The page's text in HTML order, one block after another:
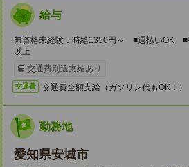
給与
無資格未経験：時給1350円～ ■週払いOK
以上
交通費別途支給あり
交通費 交通費全額支給（ガソリン代もOK！）
勤務地
愛知県安城市